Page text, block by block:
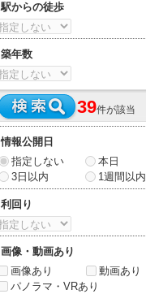
駅からの徒歩
築年数
39件が該当
情報公開日
指定しない
本日
3日以内
1週間以内
利回り
画像・動画あり
画像あり
動画あり
パノラマ・VRあり